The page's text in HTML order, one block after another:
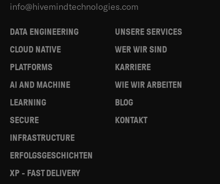
info@hivemindtechnologies.com
DATA ENGINEERING
CLOUD NATIVE
PLATFORMS
AI AND MACHINE
LEARNING
SECURE
INFRASTRUCTURE
ERFOLGSGESCHICHTEN
XP - FAST DELIVERY
UNSERE SERVICES
WER WIR SIND
KARRIERE
WIE WIR ARBEITEN
BLOG
KONTAKT